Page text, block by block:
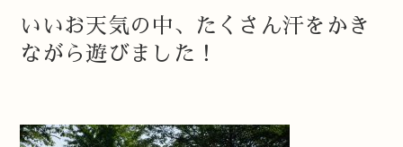
いいお天気の中、たくさん汗をかき
ながら遊びました！